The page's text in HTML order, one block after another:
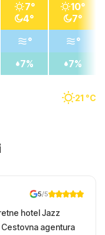
21 °C
7°
4°
°
7%
10°
7°
°
7%
5/5
hotel Jazz
agentura